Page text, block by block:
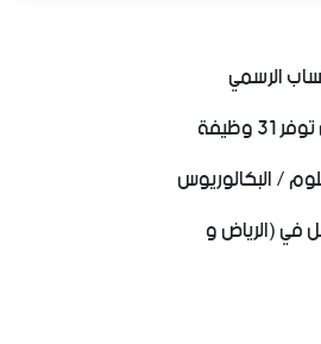
الرسمي
/ البكالوريوس
في (الرياض و